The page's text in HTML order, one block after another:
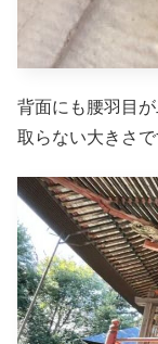
背面にも腰羽目
取らない大きさで